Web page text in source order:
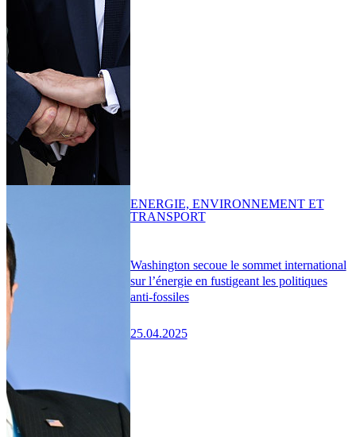
Washington secoue le sommet international
sur l’énergie en fustigeant les politiques
anti-fossiles
25.04.2025
ENERGIE, ENVIRONNEMENT ET
TRANSPORT